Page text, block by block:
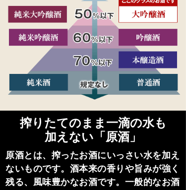
搾りたてのまま一滴の水も
加えない「原酒」
原酒とは、搾ったお酒にいっさい水を加え
ないものです。酒本来の香りや旨みが強く
残る、風味豊かなお酒です。一般的なお酒